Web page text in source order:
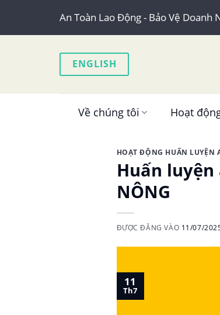
content
An Toàn Lao Động - Bảo Vệ Doanh
ENGLISH
Về chúng tôi Hoạt
HOẠT ĐỘNG HUẤN LUYỆN
Huấn luyện
NÔNG
ĐƯỢC ĐĂNG VÀO 11/07/
11
Th7